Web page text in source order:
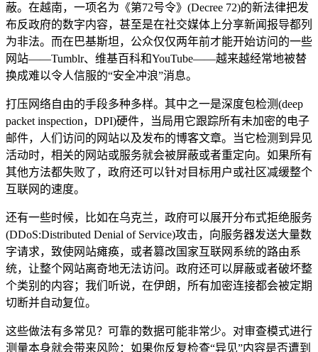
蔽。在越南，一项名为《第72号令》(Decree 72)的新法律把发
布反政府的数字内容，甚至是在社交媒体上分享新闻报导都列
为非法。而在巴基斯坦，公众仅仅两年前才能开始访问的一些
网站——Tumblr、维基百科和YouTube——越来越经常地被替
换成难以令人信服的“安全冲浪”消息。
打压网络自由的手段多种多样。其中之一是深度包检测(deep
packet inspection，DPI)硬件，当局用它跟踪所有未加密的电子
邮件，人们访问的网站以及发布的博客文章。当它检测到异见
活动时，相关的网站或服务就会被屏蔽或者重定向。如果所有
其他方法都失败了，政府还可以针对目标用户或社区减缓整个
互联网的速度。
还有一些时候，比如在乌克兰，政府可以展开分布式拒绝服务
(DDoS:Distributed Denial of Service)攻击，向服务器发送大量数
字请求，致使网站瘫痪，或者篡改国家互联网系统的路由系
统，让整个网站离奇地无法访问。政府还可以屏蔽或者破坏整
个类别的内容；我们听说，在伊朗，所有加密连接都会被定期
切断并自动复位。
这些做法有多常见？可靠的数据可能非常少。对审查模式进行
测量本身就会带来风险：如果你反复检查“异见”内容是否遭到